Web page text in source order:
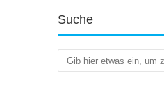
Suche
Suchen